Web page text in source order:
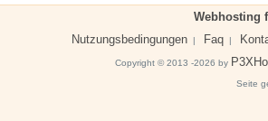
Webhosting
Nutzungsbedingungen | Faq |
Copyright © 2013 -2026 by
Seite